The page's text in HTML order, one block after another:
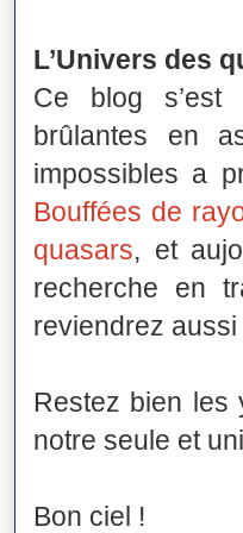
L’Univers des
Ce blog s’est
brûlantes en
impossibles a
Bouffées de
quasars, et
recherche en
reviendrez
Restez bien les
notre seule et
Bon ciel !